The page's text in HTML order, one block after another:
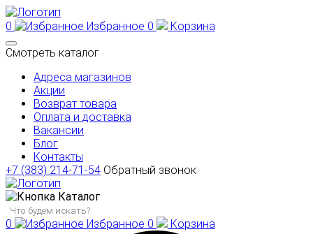
0 Избранное 0
Корзина
Смотреть каталог
Адреса магазинов
Акции
Возврат товара
Оплата и доставка
Вакансии
Блог
Контакты
+7 (383) 214-71-54 Обратный звонок
Каталог
0 Избранное 0 Корзина